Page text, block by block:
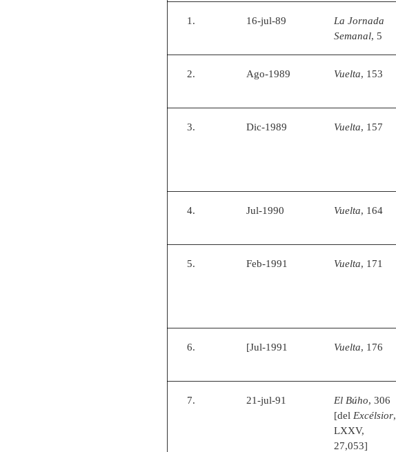
1. 16-jul-89
La Jornada
Semanal, 5
2. Ago-1989 Vuelta, 153
3. Dic-1989 Vuelta, 157
4. Jul-1990 Vuelta, 164
5. Feb-1991 Vuelta, 171
6. [Jul-1991 Vuelta, 176
7. 21-jul-91 El Búho, 306
[del Excélsior,
LXXV,
27,053]